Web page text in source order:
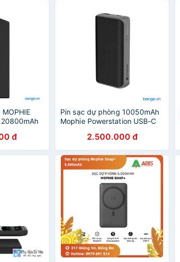
đ
Pin sạc dự phòng 10050mAh
Mophie Powerstation USB-C
4011015082.500.000 đ